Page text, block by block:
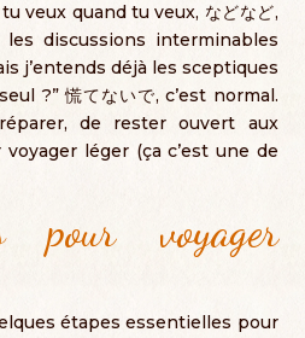
veux quand tu veux, などなど,
discussions interminables
j’entends déjà les sceptiques
?” 慌てないで,c’est normal.
, de rester ouvert aux
léger(ça c’est une de
pour voyager
étapes essentielles pour